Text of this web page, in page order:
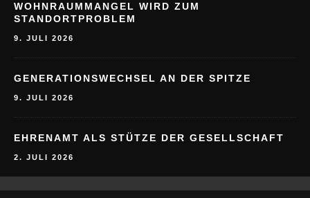
WOHNRAUMMANGEL WIRD ZUM
STANDORTPROBLEM
9. JULI 2026
GENERATIONSWECHSEL AN DER SPITZE
9. JULI 2026
EHRENAMT ALS STÜTZE DER GESELLSCHAFT
2. JULI 2026